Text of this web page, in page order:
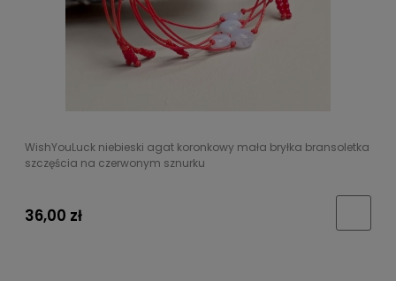
WishYouLuck niebieski agat koronkowy mała bryłka bransoletka
szczęścia na czerwonym sznurku
36,00 zł